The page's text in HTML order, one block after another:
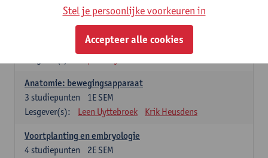
Lesgever(s):
Anja Verhulst Sebastiaan De Schepper
1E SEM
Anatomie: bewegingsapparaat
1E SEM
3 studiepunten
Lesgever(s):
Leen Uyttebroek Krik Heusdens
Voortplanting en embryologie
2E SEM
4studiepunten
Stel je persoonlijke voorkeuren in
Accepteer alle cookies